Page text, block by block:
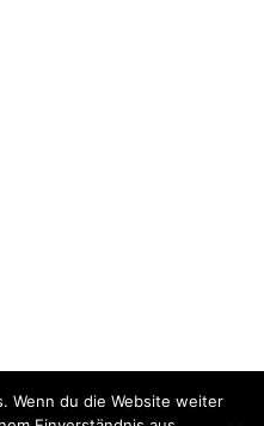
Wenn du die Website weiter